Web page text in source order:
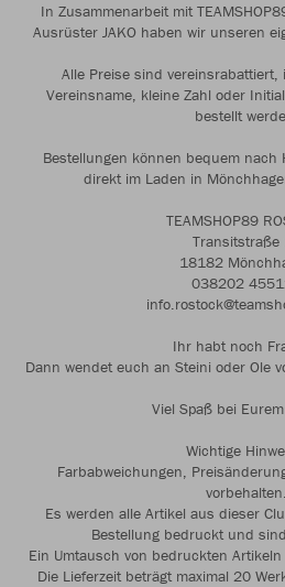
In Zusammenarbeit mit
Ausrüster JAKO haben wir unseren
Alle Preise sind
Vereinsname, kleine Zahl oder
bestellt
Bestellungen können bequem nach
direkt im Laden in
TEAMSHOP89
Transitstraße
18182
038202
Ihr habt noch
Dann wendet euch an Steini oder Ole
Viel Spaß bei
Wichtige
Farbabweichungen,
vorbehalten.
Es werden alle Artikel aus dieser
Bestellung bedruckt und
Ein Umtausch von bedruckten
Die Lieferzeit beträgt maximal 20